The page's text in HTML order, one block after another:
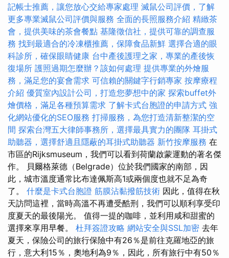
記帳士推薦，讓您放心交給專家處理 滅鼠公司評價，了解
更多專業滅鼠公司評價與服務 全面的長照服務介紹 精緻茶
會，提供美味的茶會餐點 基隆徵信社，提供可靠的調查服
務 找到最適合的冷凍櫃推薦，保障食品新鮮 選擇合適的眼
科診所，確保眼睛健康 台中產後護理之家，專業的產後恢
復場所 護照過期怎麼辦？該如何處理 提供專業的外燴服
務，滿足您的宴會需求 可信賴的關鍵字行銷專家 按摩療程
介紹 優質室內設計公司，打造您夢想中的家 探索buffet外
燴價格，滿足各種預算需求 了解卡式台胞證的申請方式 強
化網站優化的SEO服務 打掃服務，為您打造清新整潔的空
間 探索台灣五大律師事務所，選擇最具實力的團隊 耳掛式
助聽器，選擇舒適且隱蔽的耳掛式助聽器 新竹按摩服務 在
市區的Rijksmuseum，我們可以看到荷蘭啟蒙運動的著名傑
作。 貝爾格萊德（Belgrade）位於我們國家的南部，因
此，城市溫度通常比布達佩斯高1或兩個度也就不足為奇
了。 什麼是卡式台胞證 筋膜沾黏撥筋技術 因此，值得在秋
天訪問這裡，當時高溫不再遭受酷刑，我們可以順利享受印
度夏天的最後陽光。 值得一提的咖啡，並利用咸和甜蜜的
選擇來享用早餐。 杜拜簽證攻略 網站安全與SSL加密 去年
夏天，保險公司的旅行保險中有26％是前往克羅地亞的旅
行，意大利15％，奧地利為9％，因此，所有旅行中有50％